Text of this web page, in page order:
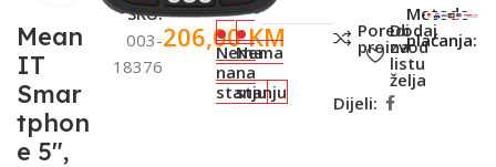
Mean
IT
Smar
tphon
e 5",
SKU:
003-
18376
206,00KM
Nema
na
stanju
Nema
na
stanju
Poredi
proizvod
Dodaj
na
listu
želja
Dijeli:
Metode
plaćanja: